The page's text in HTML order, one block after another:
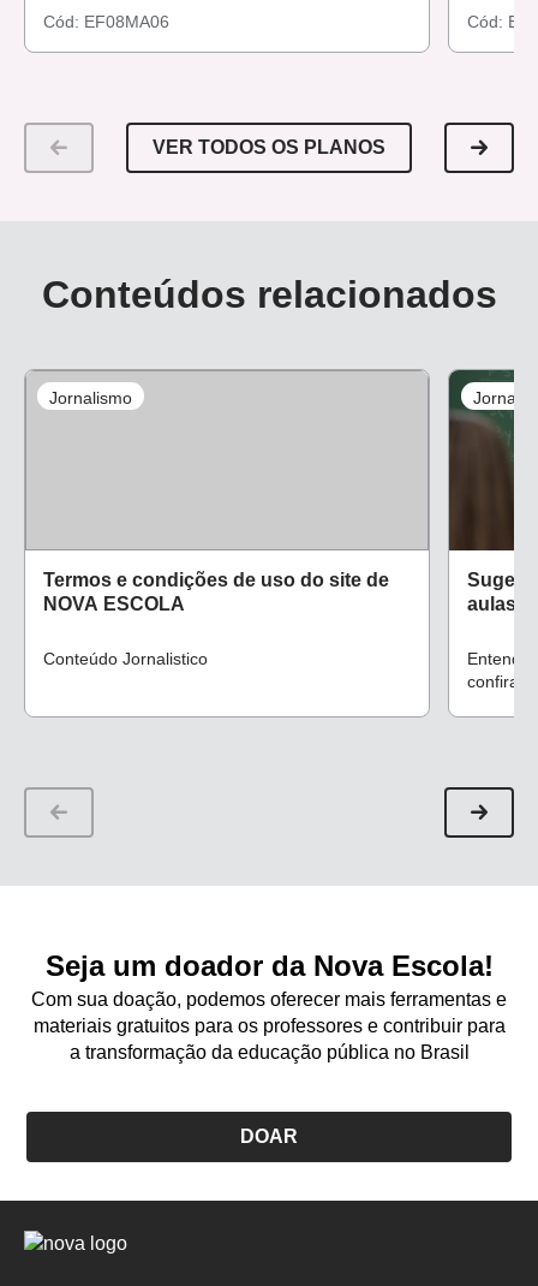
Cód: EF08MA06 Cód:
VER TODOS OS PLANOS
Conteúdos relacionados
Jornalismo
Termos e condições de uso do site de
NOVA ESCOLA
Conteúdo Jornalistico
aulas
Entenda
confira
Seja um doador da Nova Escola!
Com sua doação, podemos oferecer mais ferramentas e
materiais gratuitos para os professores e contribuir para
a transformação da educação pública no Brasil
DOAR
Logo